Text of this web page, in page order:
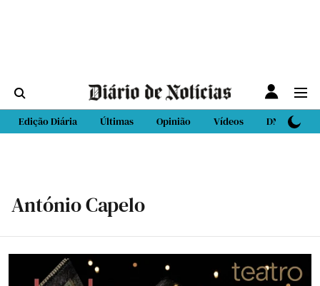
Edição Diária Últimas Opinião Vídeos DN Sport
António Capelo